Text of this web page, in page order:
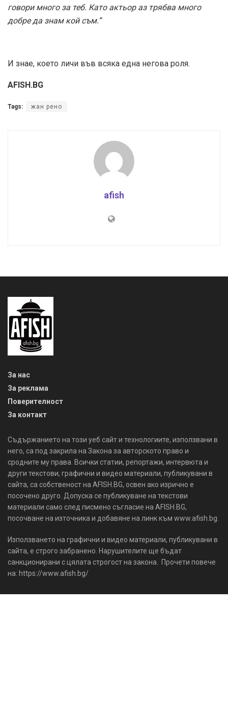
говори много за теб. Като актьор аз трябва много
добре да знам кой съм.”
И знае, което личи във всяка една негова роля.
AFISH.BG
Tags: жан рено
afish
За нас
За реклама
Поверителност
За контакт
Съдържанието на този уеб сайт и технологиите, използвани в
него, са под закрила на Закона за авторското право и
сродните му права. Всички статии, репортажи, интервюта и
други текстови, графични и видео материали, публикувани в
сайта, са собственост на AFISH.BG, освен ако изрично е
посочено друго. Допуска се публикуване на текстови
материали само след писмено съгласие на AFISH.BG,
посочване на източника и добавяне на линк към www.afish.bg.
Използването на графични и видео материали, публикувани в
сайта, е строго забранено. Нарушителите ще бъдат
санкционирани с цялата строгост на закона. Прочети повече
на: https://www.afish.bg/